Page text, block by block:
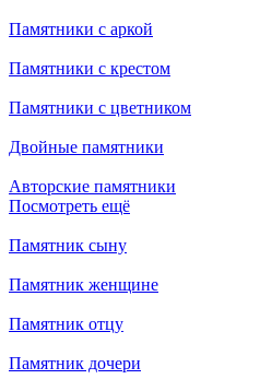
Памятники с аркой
Памятники с крестом
Памятники с цветником
Двойные памятники
Авторские памятники
Посмотреть ещё
Памятник сыну
Памятник женщине
Памятник отцу
Памятник дочери